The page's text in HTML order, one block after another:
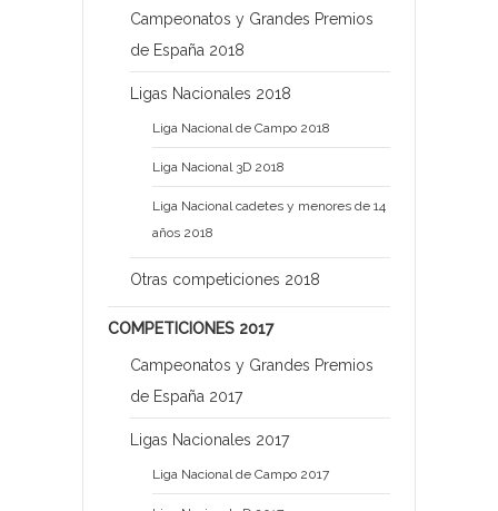
Campeonatos y Grandes Premios
de España 2018
Ligas Nacionales 2018
Liga Nacional de Campo 2018
Liga Nacional 3D 2018
Liga Nacional cadetes y menores de 14
años 2018
Otras competiciones 2018
COMPETICIONES 2017
Campeonatos y Grandes Premios
de España 2017
Ligas Nacionales 2017
Liga Nacional de Campo 2017